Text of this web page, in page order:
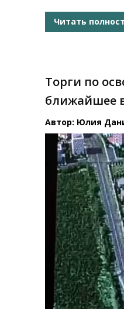
Читать
Торги по
ближайшее
Автор: Юлия